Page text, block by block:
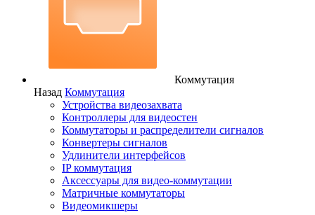
Коммутация
Назад Коммутация
Устройства видеозахвата
Контроллеры для видеостен
Коммутаторы и распределители сигналов
Конвертеры сигналов
Удлинители интерфейсов
IP коммутация
Аксессуары для видео-коммутации
Матричные коммутаторы
Видеомикшеры